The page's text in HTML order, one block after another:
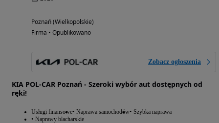
Poznań (Wielkopolskie)
Firma • Opublikowano
Zobacz ogłoszenia
KIA POL-CAR Poznań - Szeroki wybór aut dostępnych od
ręki!
Usługi finansowe Naprawa samochodów Szybka naprawa
Naprawy blacharskie